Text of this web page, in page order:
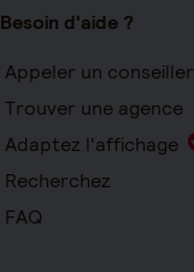
Besoin d'aide ?
Appeler un conseiller
Trouver une agence
Adaptez l'affichage
Recherchez
FAQ